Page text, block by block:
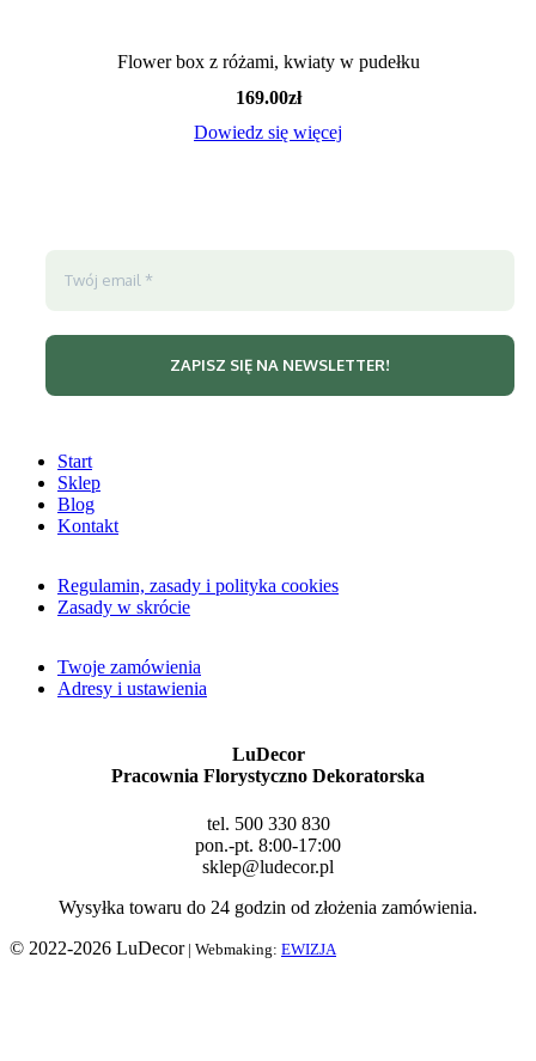
Flower box z różami, kwiaty w pudełku
169.00zł
Dowiedz się więcej
Start
Sklep
Blog
Kontakt
Regulamin, zasady i polityka cookies
Zasady w skrócie
Twoje zamówienia
Adresy i ustawienia
LuDecor
Pracownia Florystyczno Dekoratorska
tel. 500 330 830
pon.-pt. 8:00-17:00
sklep@ludecor.pl
Wysyłka towaru do 24 godzin od złożenia zamówienia.
© 2022-2026 LuDecor| Webmaking: EWIZJA